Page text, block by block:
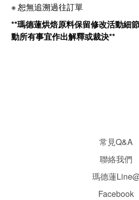
※ 恕無追溯過往訂單
**瑪德蓮烘焙原料保留修改活動細
動所有事宜作出解釋或裁決**
常見Q&A
聯絡我們
瑪德蓮
Facebook